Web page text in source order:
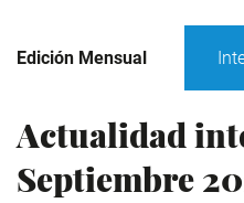
Edición Mensual
Actualidad
Septiembre